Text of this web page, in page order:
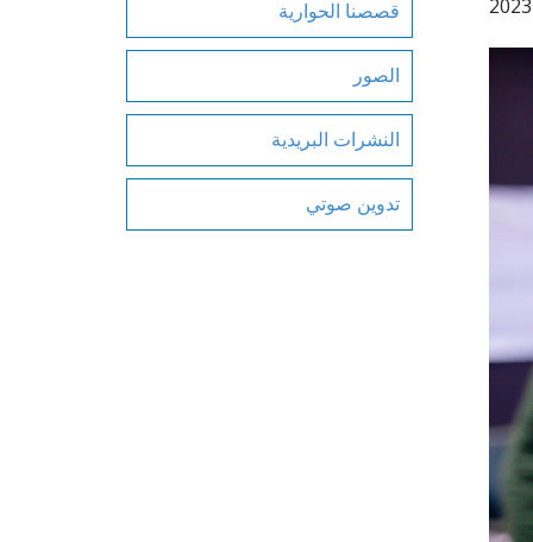
قصصنا الحوارية
الصور
النشرات البريدية
تدوين صوتي